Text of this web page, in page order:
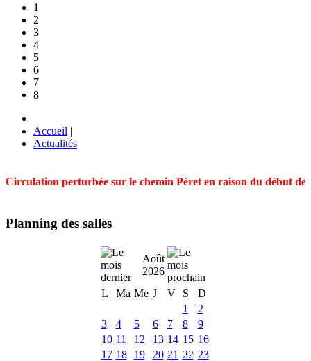
1
2
3
4
5
6
7
8
Accueil |
Actualités
Circulation perturbée sur le chemin Péret en raison du début
Planning des salles
Août
2026
L
Ma Me J V S
D
1
2
3
4 5 6 7 8
9
10 11 12 13 14 15 16
17 18 19 20 21 22 23